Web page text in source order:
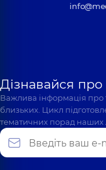
Дізнавайся
Важлива інформація про
близьких. Цикл
тематичних порад наших